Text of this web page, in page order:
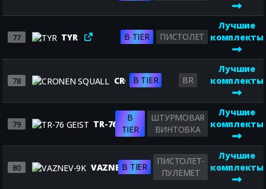
77 TYR B TIER ПИСТОЛЕТ
Лучшие
комплекты
78 CRONEN SQUALL
B TIER BR
Лучшие
комплекты
79 TR-76 GEIST
B
TIER
ШТУРМОВАЯ
ВИНТОВКА
Лучшие
комплекты
80 VAZNEV-9K
B TIER
ПИСТОЛЕТ-
ПУЛЕМЕТ
Лучшие
комплекты